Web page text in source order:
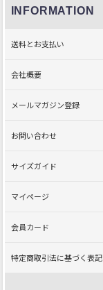
INFORMATION
送料とお支払い
会社概要
メールマガジン登録
お問い合わせ
サイズガイド
マイページ
会員カード
特定商取引法に基づく表記